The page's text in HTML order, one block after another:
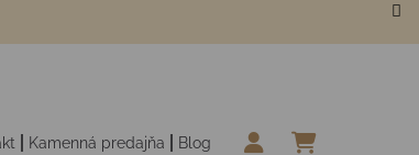
Kamenná predajňa Blog